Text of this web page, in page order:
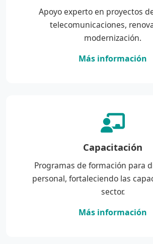
Apoyo experto en proyectos
telecomunicaciones,
modernización.
Más información
Capacitación
Programas de formación para
personal, fortaleciendo las
sector.
Más información